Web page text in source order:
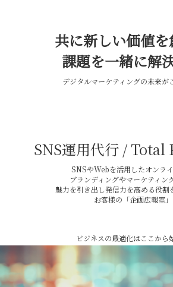
共に新しい価値を
課題を一緒に解
デジタルマーケティングの未来が
SNS運用代行 /
SNSやWebを活用したオンラ
ブランディングやマーケティン
魅力を引き出し発信力を高める役割
お客様の「企画広報室」
ビジネスの最適化はここから